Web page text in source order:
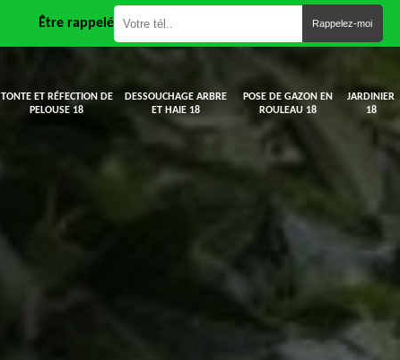
Être rappelé
TONTE ET RÉFECTION DE
PELOUSE 18
DESSOUCHAGE ARBRE
ET HAIE 18
POSE DE GAZON EN
ROULEAU 18
JARDINIER
18